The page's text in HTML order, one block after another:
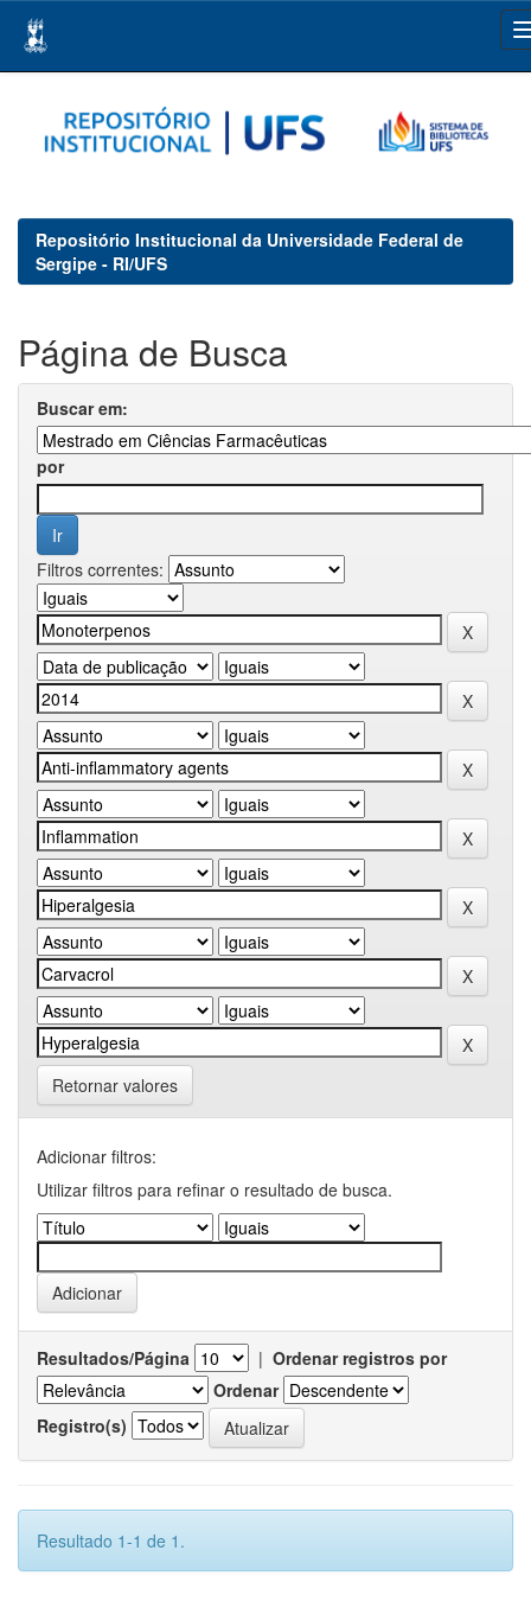
navigation
Repositório Institucional da Universidade Federal de
Sergipe - RI/UFS
Página de Busca
Buscar em:
por
Filtros correntes:
Retornar valores
Adicionar filtros:
Utilizar filtros para refinar o resultado de busca.
Resultados/Página | Ordenar registros por
Ordenar
Registro(s)
Resultado 1-1 de 1.